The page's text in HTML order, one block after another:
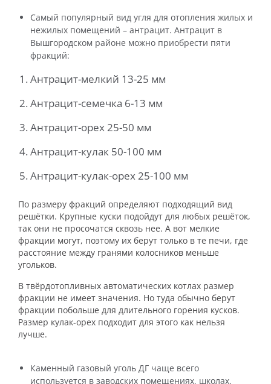
Самый популярный вид угля для отопления жилых и
нежилых помещений – антрацит. Антрацит в
Вышгородском районе можно приобрести пяти
фракций:
Антрацит-мелкий 13-25 мм
Антрацит-семечка 6-13 мм
Антрацит-орех 25-50 мм
Антрацит-кулак 50-100 мм
Антрацит-кулак-орех 25-100 мм
По размеру фракций определяют подходящий вид
решётки. Крупные куски подойдут для любых решёток,
так они не просочатся сквозь нее. А вот мелкие
фракции могут, поэтому их берут только в те печи, где
расстояние между гранями колосников меньше
угольков.
В твёрдотопливных автоматических котлах размер
фракции не имеет значения. Но туда обычно берут
фракции побольше для длительного горения кусков.
Размер кулак-орех подходит для этого как нельзя
лучше.
Каменный газовый уголь ДГ чаще всего
используется в заводских помещениях, школах,